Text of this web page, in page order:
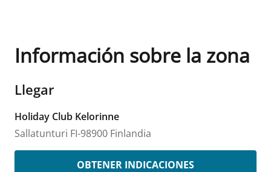
Información sobre la zona
Llegar
Holiday Club Kelorinne
Sallatunturi FI-98900 Finlandia
OBTENER INDICACIONES